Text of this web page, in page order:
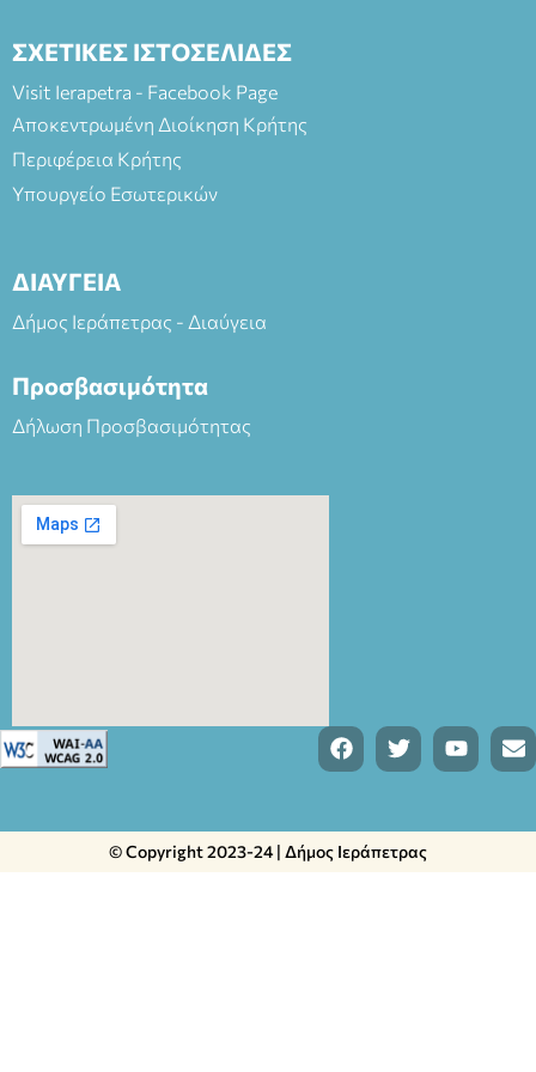
ΣΧΕΤΙΚΕΣ ΙΣΤΟΣΕΛΙΔΕΣ
Visit Ierapetra - Facebook Page
Αποκεντρωμένη Διοίκηση Κρήτης
Περιφέρεια Κρήτης
Υπουργείο Εσωτερικών
ΔΙΑΥΓΕΙΑ
Δήμος Ιεράπετρας - Διαύγεια
Προσβασιμότητα
Δήλωση Προσβασιμότητας
© Copyright 2023-24 | Δήμος Ιεράπετρας